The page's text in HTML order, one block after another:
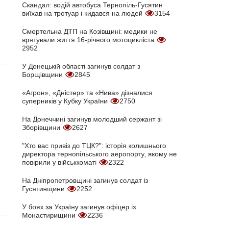
Скандал: водій автобуса Тернопіль-Гусятин
виїхав на тротуар і кидався на людей
3154
Смертельна ДТП на Козівщині: медики не
врятували життя 16-річного мотоцикліста
2952
У Донецькій області загинув солдат з
Борщівщини
2845
«Агрон», «Дністер» та «Нива» дізналися
суперників у Кубку України
2750
На Донеччині загинув молодший сержант зі
Зборівщини
2627
"Хто вас привіз до ТЦК?": історія колишнього
директора тернопільського аеропорту, якому не
повірили у військкоматі
2322
На Дніпропетровщині загинув солдат із
Гусятинщини
2252
У боях за Україну загинув офіцер із
Монастирищини
2236